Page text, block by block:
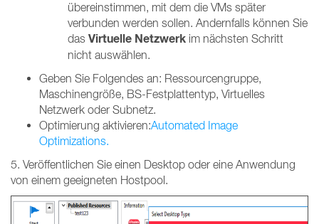
übereinstimmen, mit dem die VMs später
verbunden werden sollen. Andernfalls können Sie
das Virtuelle Netzwerk im nächsten Schritt
nicht auswählen.
Geben Sie Folgendes an: Ressourcengruppe,
Maschinengröße, BS-Festplattentyp, Virtuelles
Netzwerk oder Subnetz.
Optimierung aktivieren:Automated Image
Optimizations.
5. Veröffentlichen Sie einen Desktop oder eine Anwendung
von einem geeigneten Hostpool.